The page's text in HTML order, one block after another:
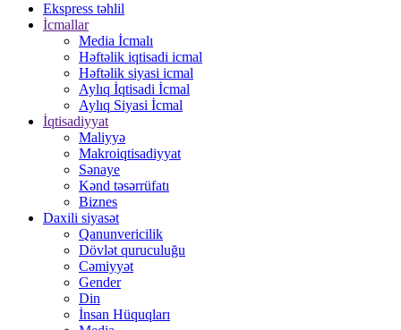
Ekspress təhlil
İcmallar
Media İcmalı
Həftəlik iqtisadi icmal
Həftəlik siyasi icmal
Aylıq İqtisadi İcmal
Aylıq Siyasi İcmal
İqtisadiyyat
Maliyyə
Makroiqtisadiyyat
Sənaye
Kənd təsərrüfatı
Biznes
Daxili siyasət
Qanunvericilik
Dövlət quruculuğu
Cəmiyyət
Gender
Din
İnsan Hüquqları